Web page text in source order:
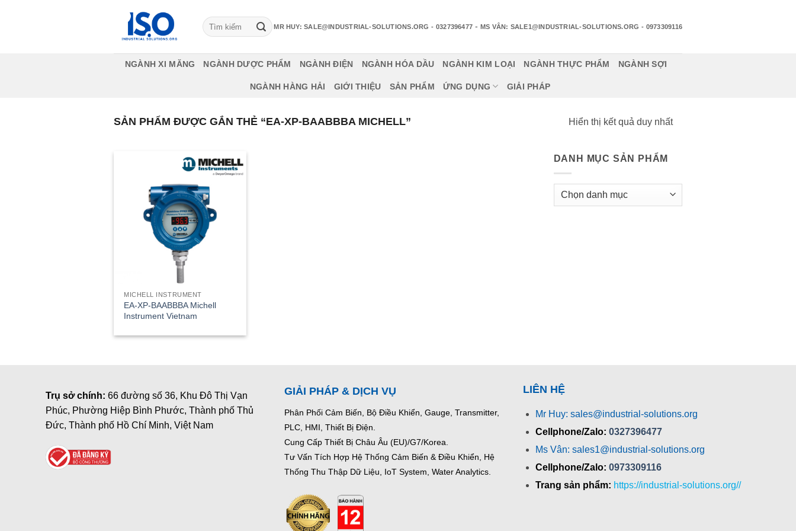
Tìm
kiếm:
MR HUY: SALE@INDUSTRIAL-SOLUTIONS.ORG - 0327396477 -MS VÂN: SALE1@INDUSTRIAL-SOLUTIONS.ORG - 0973309116
NGÀNH XI MĂNG NGÀNH DƯỢC PHẨM NGÀNH ĐIỆN NGÀNH HÓA DẦU NGÀNH KIM LOẠI NGÀNH THỰC PHẨM NGÀNH SỢI
NGÀNH HÀNG HẢI GIỚI THIỆU SẢN PHẨM ỨNG DỤNG GIẢI PHÁP
SẢN PHẨM ĐƯỢC GẮN THẺ “EA-XP-BAABBBA MICHELL” Hiển thị kết quả duy nhất
MICHELL INSTRUMENT
EA-XP-BAABBBA Michell
Instrument Vietnam
DANH MỤC SẢN PHẨM
Trụ sở chính: 66 đường số 36, Khu Đô Thị Vạn
Phúc, Phường Hiệp Bình Phước, Thành phố Thủ
Đức, Thành phố Hồ Chí Minh, Việt Nam
GIẢI PHÁP & DỊCH VỤ
Phân Phối Cảm Biến, Bộ Điều Khiển, Gauge, Transmitter,
PLC, HMI, Thiết Bị Điện.
Cung Cấp Thiết Bị Châu Âu (EU)/G7/Korea.
Tư Vấn Tích Hợp Hệ Thống Cảm Biến & Điều Khiển, Hệ
Thống Thu Thập Dữ Liệu, IoT System, Water Analytics.
LIÊN HỆ
Mr Huy: sales@industrial-solutions.org
Cellphone/Zalo: 0327396477
Ms Vân: sales1@industrial-solutions.org
Cellphone/Zalo: 0973309116
Trang sản phẩm: https://industrial-solutions.org//